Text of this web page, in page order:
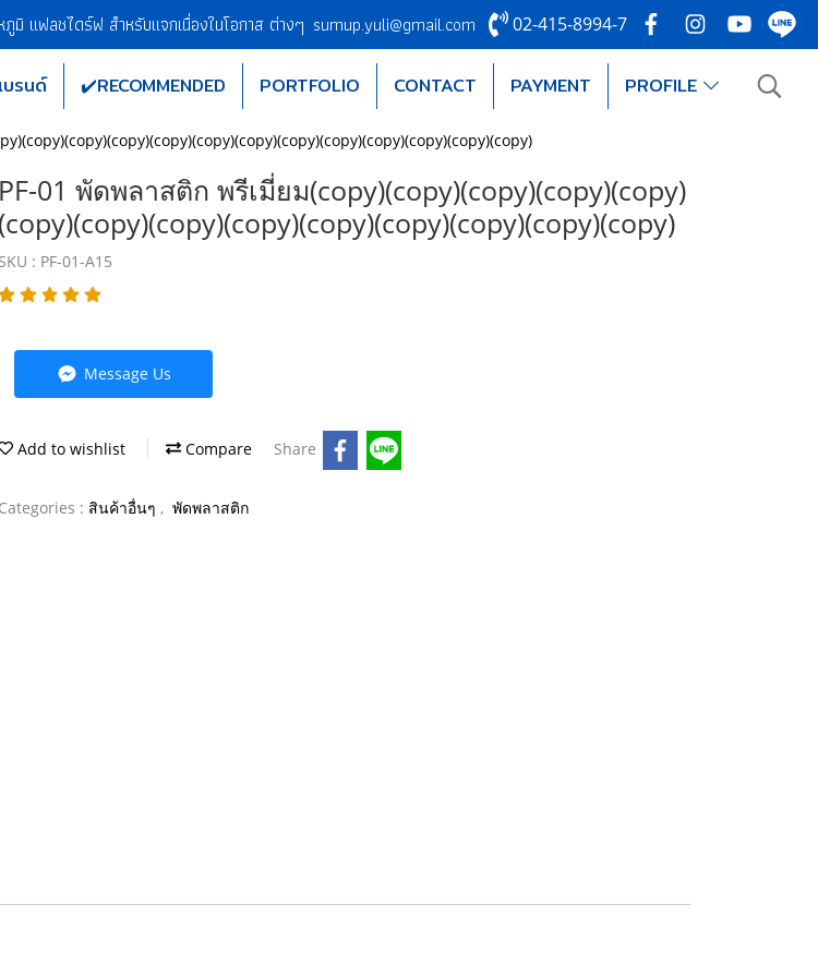
มิ แฟลชไดร์ฟ สำหรับแจกเนื่องในโอกาส ต่างๆ sumup.yuli@gmail.com 02-415-8994-7
บรนด์ ✔️RECOMMENDED PORTFOLIO CONTACT PAYMENT PROFILE
PF-01 พัดพลาสติก พรีเมี่ยม(copy)(copy)(copy)(copy)(copy)
(copy)(copy)(copy)(copy)(copy)(copy)(copy)(copy)(copy)
SKU : PF-01-A15
Message Us
Add to wishlist Compare Share
Categories : สินค้าอื่นๆ , พัดพลาสติก